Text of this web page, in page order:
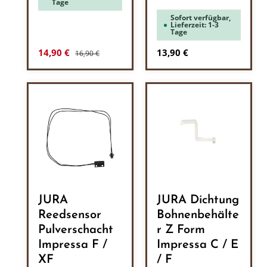
Tage
Verkaufspreis:
14,90 € Regulärer Preis:
16,90 €
Sofort verfügbar,
Lieferzeit: 1-3
Tage
Regulärer Preis:
13,90 €
JURA
Reedsensor
Pulverschacht
Impressa F /
XF
JURA Dichtung
Bohnenbehälte
r Z Form
Impressa C / E
/ F